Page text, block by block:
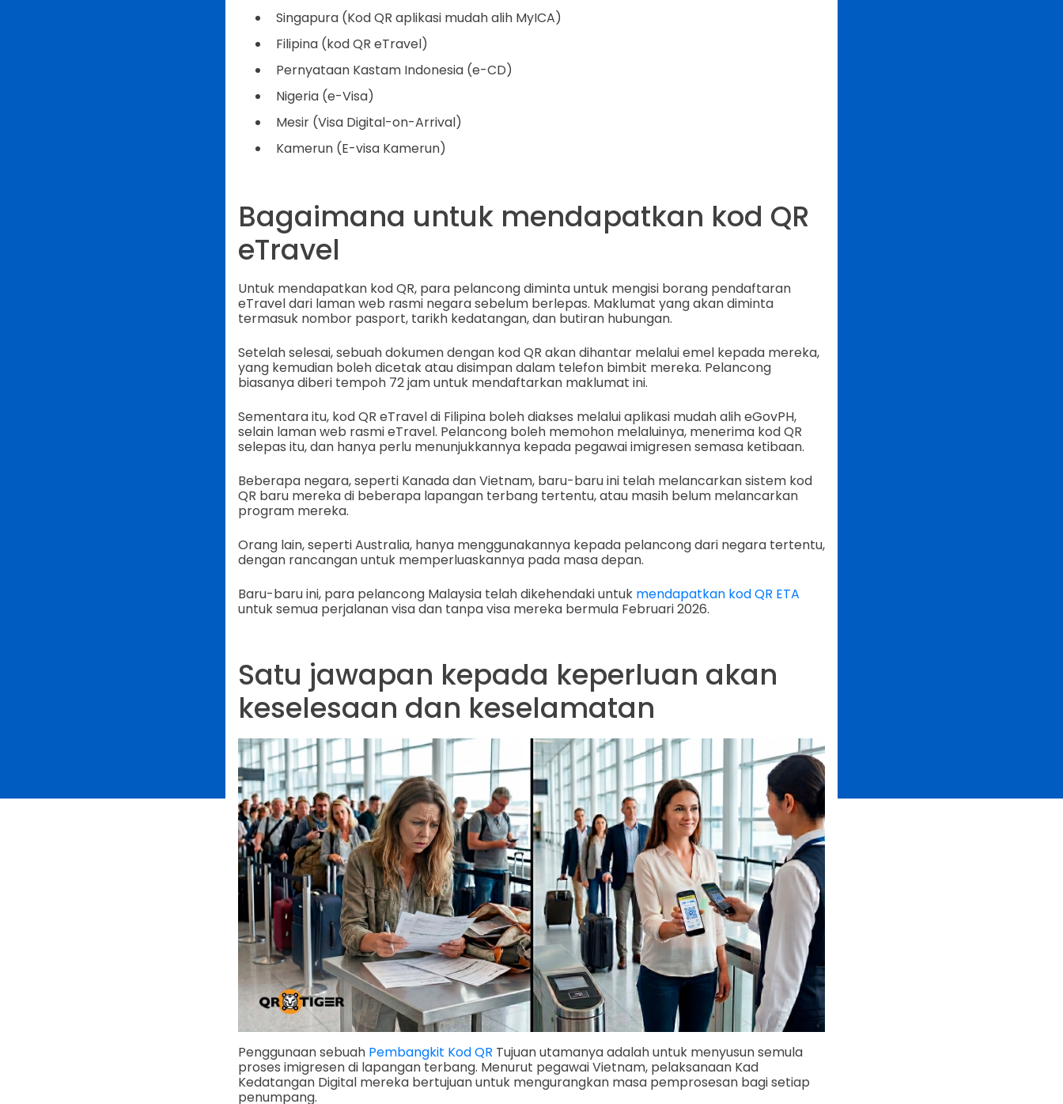
Singapura (Kod QR aplikasi mudah alih MyICA)
Filipina (kod QR eTravel)
Pernyataan Kastam Indonesia (e-CD)
Nigeria (e-Visa)
Mesir (Visa Digital-on-Arrival)
Kamerun (E-visa Kamerun)
Bagaimana untuk mendapatkan kod QR
eTravel
Untuk mendapatkan kod QR, para pelancong diminta untuk mengisi borang pendaftaran
eTravel dari laman web rasmi negara sebelum berlepas. Maklumat yang akan diminta
termasuk nombor pasport, tarikh kedatangan, dan butiran hubungan.
Setelah selesai, sebuah dokumen dengan kod QR akan dihantar melalui emel kepada mereka,
yang kemudian boleh dicetak atau disimpan dalam telefon bimbit mereka. Pelancong
biasanya diberi tempoh 72 jam untuk mendaftarkan maklumat ini.
Sementara itu, kod QR eTravel di Filipina boleh diakses melalui aplikasi mudah alih eGovPH,
selain laman web rasmi eTravel. Pelancong boleh memohon melaluinya, menerima kod QR
selepas itu, dan hanya perlu menunjukkannya kepada pegawai imigresen semasa ketibaan.
Beberapa negara, seperti Kanada dan Vietnam, baru-baru ini telah melancarkan sistem kod
QR baru mereka di beberapa lapangan terbang tertentu, atau masih belum melancarkan
program mereka.
Orang lain, seperti Australia, hanya menggunakannya kepada pelancong dari negara tertentu,
dengan rancangan untuk memperluaskannya pada masa depan.
Baru-baru ini, para pelancong Malaysia telah dikehendaki untuk mendapatkan kod QR ETA
untuk semua perjalanan visa dan tanpa visa mereka bermula Februari 2026.
Satu jawapan kepada keperluan akan
keselesaan dan keselamatan
Penggunaan sebuah Pembangkit Kod QR Tujuan utamanya adalah untuk menyusun semula
proses imigresen di lapangan terbang. Menurut pegawai Vietnam, pelaksanaan Kad
Kedatangan Digital mereka bertujuan untuk mengurangkan masa pemprosesan bagi setiap
penumpang.